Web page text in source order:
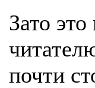
Зато
почти